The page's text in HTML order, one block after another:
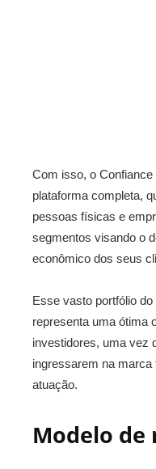
Com isso, o
plataforma completa,
pessoas físicas e
segmentos visando o
econômico dos seus
Esse vasto portfólio
representa uma ótima
investidores, uma vez
ingressarem na
atuação.
Modelo de